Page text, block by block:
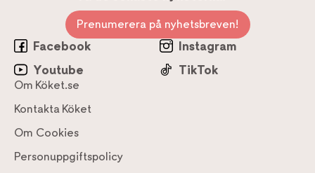
Prenumerera på nyhetsbreven!
Facebook
Instagram
Youtube
TikTok
Om Köket.se
Kontakta Köket
Om Cookies
Personuppgiftspolicy